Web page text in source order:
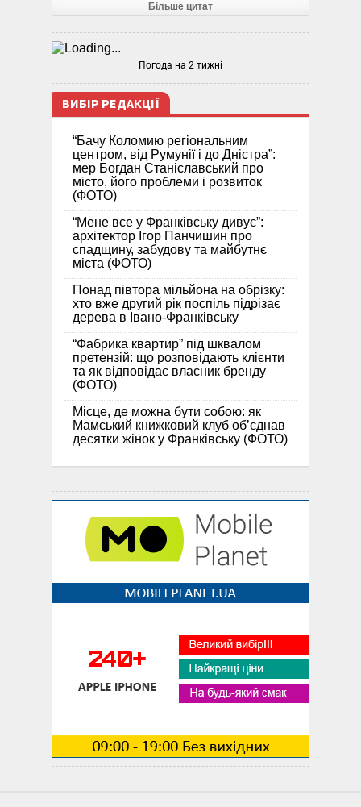
Більше цитат
Погода на 2 тижні
ВИБІР РЕДАКЦІЇ
“Бачу Коломию регіональним
центром, від Румунії і до Дністра”:
мер Богдан Станіславський про
місто, його проблеми і розвиток
(ФОТО)
“Мене все у Франківську дивує”:
архітектор Ігор Панчишин про
спадщину, забудову та майбутнє
міста (ФОТО)
Понад півтора мільйона на обрізку:
хто вже другий рік поспіль підрізає
дерева в Івано-Франківську
“Фабрика квартир” під шквалом
претензій: що розповідають клієнти
та як відповідає власник бренду
(ФОТО)
Місце, де можна бути собою: як
Мамський книжковий клуб об’єднав
десятки жінок у Франківську (ФОТО)